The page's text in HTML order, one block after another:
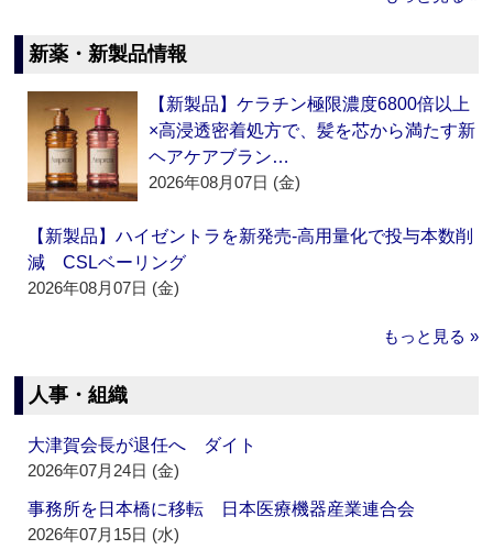
新薬・新製品情報
【新製品】ケラチン極限濃度6800倍以上
×高浸透密着処方で、髪を芯から満たす新
ヘアケアブラン…
2026年08月07日 (金)
【新製品】ハイゼントラを新発売‐高用量化で投与本数削
減 CSLベーリング
2026年08月07日 (金)
もっと見る »
人事・組織
大津賀会長が退任へ ダイト
2026年07月24日 (金)
事務所を日本橋に移転 日本医療機器産業連合会
2026年07月15日 (水)